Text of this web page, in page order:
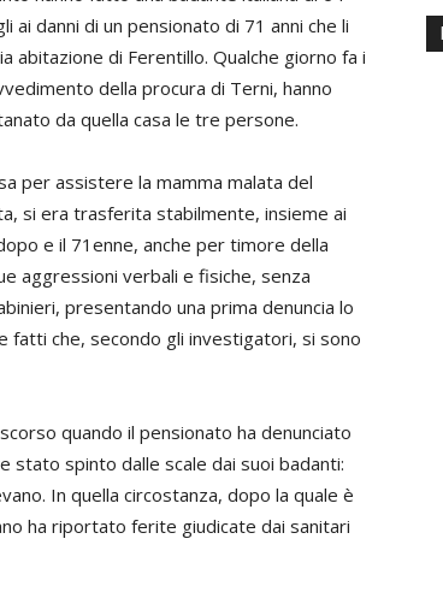
ai danni di un pensionato di 71 anni che li
abitazione di Ferentillo. Qualche giorno fa i
della procura di Terni, hanno
da quella casa le tre persone.
per assistere la mamma malata del
si era trasferita stabilmente, insieme ai
e il 71enne, anche per timore della
aggressioni verbali e fisiche, senza
presentando una prima denuncia lo
fatti che, secondo gli investigatori, si sono
quando il pensionato ha denunciato
spinto dalle scale dai suoi badanti:
In quella circostanza, dopo la quale è
ha riportato ferite giudicate dai sanitari